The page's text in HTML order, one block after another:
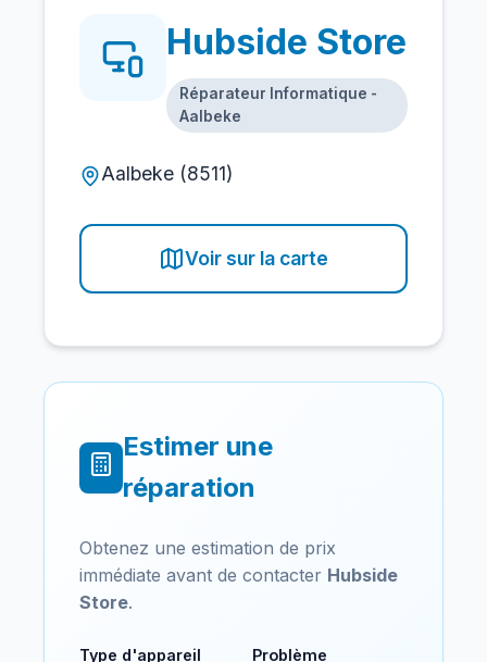
Hubside Store
Réparateur Informatique -
Aalbeke
Aalbeke (8511)
Voir sur la carte
Estimer une
réparation
Obtenez une estimation de prix
immédiate avant de contacter Hubside
Store.
Type d'appareil
Problème